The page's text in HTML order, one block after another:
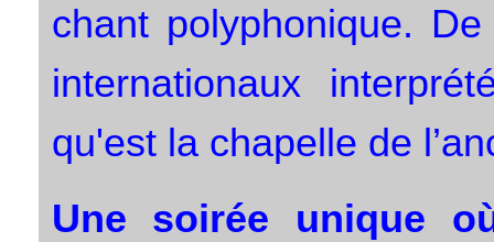
chant polyphonique.
internationaux
qu'est la chapelle de
Une soirée unique